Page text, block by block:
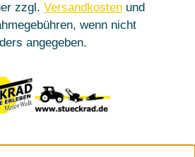
zzgl. Versandkosten und
wenn nicht
angegeben.